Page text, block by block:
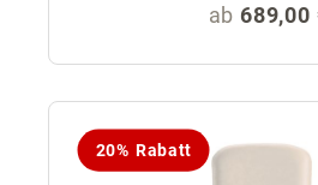
Regulärer
ab 689,00
20% Rabatt